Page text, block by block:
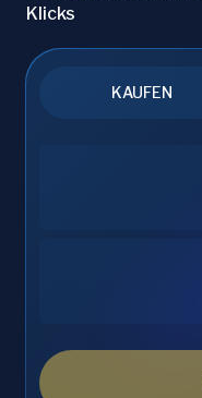
Klicks
KAUFEN